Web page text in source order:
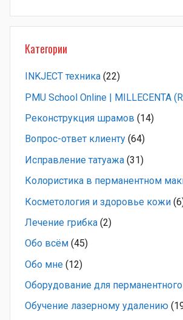
Категории
INKJECT техника (22)
PMU School Online | MILLECENTA
Pеконструкция шрамов (14)
Вопрос-ответ клиенту (64)
Исправление татуажа (31)
Колористика в перманентном
Косметология и здоровье кожи
Лечение грибка (2)
Обо всём (45)
Обо мне (12)
Оборудование для
Обучение лазерному удалению